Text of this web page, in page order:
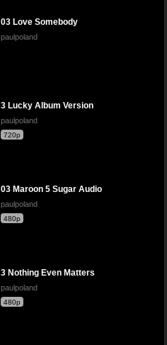
03 Love Somebody
paulpoland
3 Lucky Album Version
paulpoland
720p
03 Maroon 5 Sugar Audio
paulpoland
480p
3 Nothing Even Matters
paulpoland
480p